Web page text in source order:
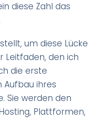
diese Zahl das
um diese Lücke
Leitfaden, den ich
die erste
ihres
Sie werden den
Plattformen,